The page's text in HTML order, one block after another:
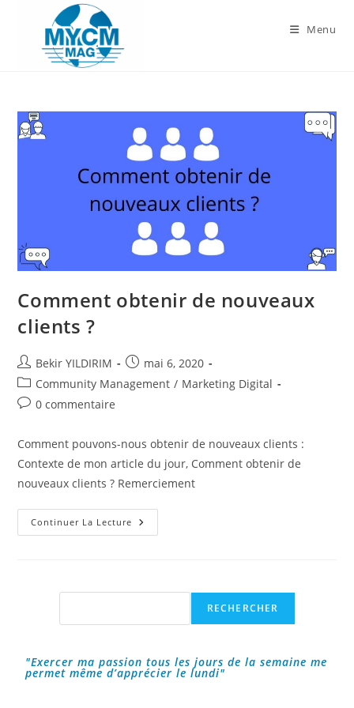
Menu
Comment obtenir de nouveaux
clients ?
Auteur/autrice
de
la
publication :
Bekir YILDIRIM
Publication
publiée :
mai 6, 2020
Post
category:
Community Management / Marketing Digital
Commentaires
publication :
0 commentaire
Comment pouvons-nous obtenir de nouveaux clients :
Contexte de mon article du jour, Comment obtenir de
nouveaux clients ? Remerciement
Continuer La Lecture Comment
Obtenir
RECHERCHER
"Exercer ma passion tous les jours de la semaine me
permet même d’apprécier le lundi"